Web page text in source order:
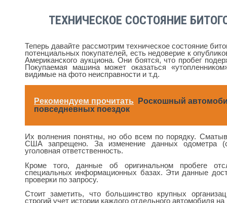
ТЕХНИЧЕСКОЕ СОСТОЯНИЕ
Теперь давайте рассмотрим техническое состояние
потенциальных покупателей, есть недоверие к
Американского аукциона. Они боятся, что пробег
Покупаемая машина может оказаться
видимые на фото неисправности и т.д.
Рекомендуем прочитать
Роскошный
повседневных поездок
Их волнения понятны, но обо всем по порядку.
США запрещено. За изменение данных одометра
уголовная ответственность.
Кроме того, данные об оригинальном пробеге
специальных информационных базах. Эти данные
проверки по запросу.
Стоит заметить, что большинство крупных
строгий учет истории каждого отдельного автомобиля